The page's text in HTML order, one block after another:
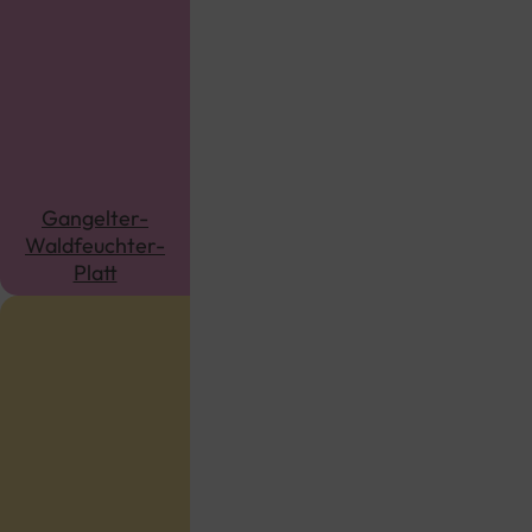
Gangelter-
Waldfeuchter-
Platt